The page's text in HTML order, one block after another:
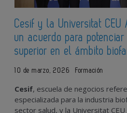
Cesif y la Universitat CEU
un acuerdo para
superior en el ámbito
10 de marzo, 2026 Formación
Cesif, escuela de negocios
especializada para la industria
sector salud, y la Universitat CEU